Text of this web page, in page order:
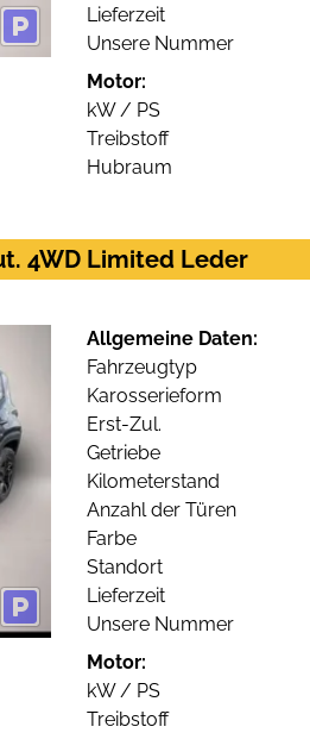
Lieferzeit
Unsere Nummer
Motor:
kW / PS
Treibstoff
Hubraum
4WD Limited Leder
Allgemeine Daten:
Fahrzeugtyp
Karosserieform
Erst-Zul.
Getriebe
Kilometerstand
Anzahl der Türen
Farbe
Standort
Lieferzeit
Unsere Nummer
Motor:
kW / PS
Treibstoff